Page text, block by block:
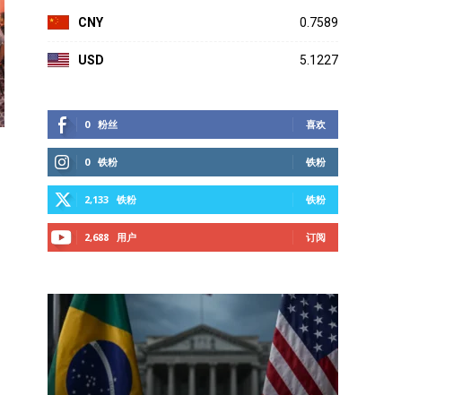
CNY 0.7589
USD 5.1227
0 粉丝 喜欢
0 铁粉 铁粉
2,133 铁粉 铁粉
2,688 用户 订阅